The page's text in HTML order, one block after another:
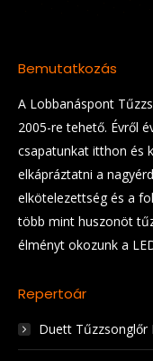
Bemutatkozás
A Lobbanáspont
2005-re tehető. Évről
csapatunkat itthon és
elkápráztatni a
elkötelezettség és a
több mint huszonöt
élményt okozunk a
Repertoár
Duett Tűzzsonglőr